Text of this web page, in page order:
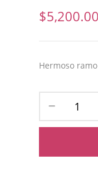
$5,200.00
Hermoso